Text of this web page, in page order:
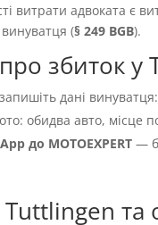
витрати адвоката є
(§ 249 BGB).
збиток
дані
обидва авто, місце
до MOTOEXPERT —
та